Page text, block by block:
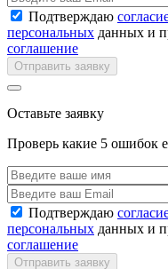
Подтверждаю
персональных данных и
соглашение
Отправить заявку
Оставьте заявку
Проверь какие 5 ошибок
Подтверждаю
персональных данных и
соглашение
Отправить заявку